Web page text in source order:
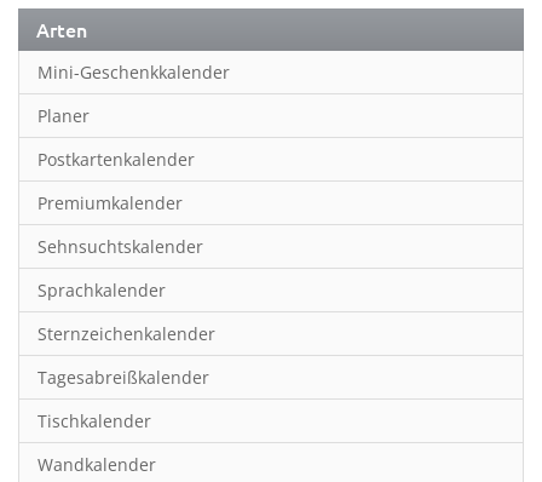
Fußball
Geschichte
Humor & Cartoon
Inspiration & Entspannung
Inspiration & Spiritualität
Kinderkalender
Kunst
Länder & Städte
Landschaft & Natur
Lifestyle
Literatur
Arten
Mini-Geschenkkalender
Planer
Postkartenkalender
Premiumkalender
Sehnsuchtskalender
Sprachkalender
Sternzeichenkalender
Tagesabreißkalender
Tischkalender
Wandkalender